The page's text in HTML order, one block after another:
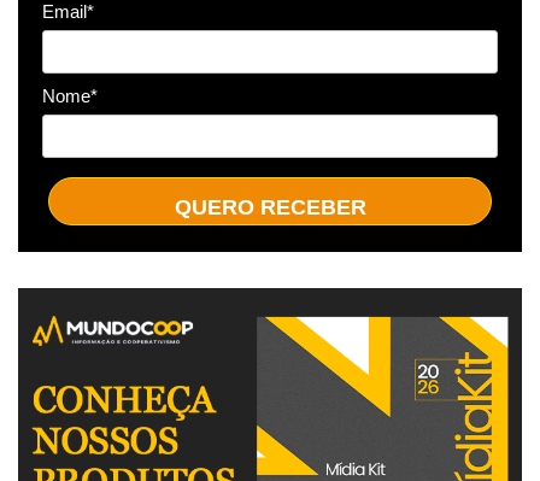
Email*
Nome*
QUERO RECEBER